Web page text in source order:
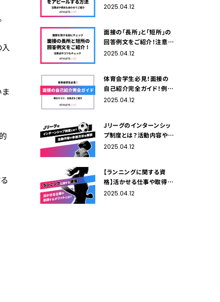
注意点や例文もあわせて
2025.04.12
面接の「長所」と「短所」の
回答例文をご紹介！注意点
やコツもチェック
2025.04.12
体育会学生必見！面接の
自己紹介完全ガイド！例文
やコツ、注意点をご紹介
2025.04.12
Jリーグのインターンシッ
プ制度とは？活動内容や参
加方法を解説
2025.04.12
【ランニングに関する資
格】活かせる仕事や取得す
るメリットをご紹介！
2025.04.12